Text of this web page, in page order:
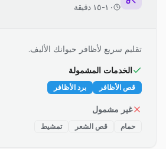
١٠-١٥ دقيقة
تقليم سريع لأظافر حيوانك الأليف.
الخدمات المشمولة
قص الأظافر برد الأظافر
غير مشمول
حمام قص الشعر تمشيط